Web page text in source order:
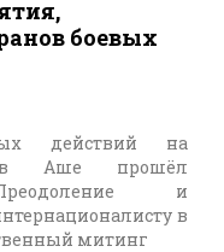
боевых
действий на
в Аше прошёл
и
в
митинг